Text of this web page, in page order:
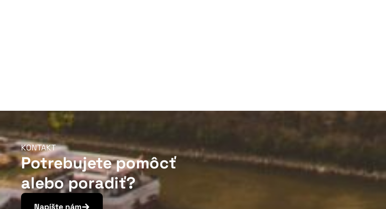
KONTAKT
Potrebujete pomôcť
alebo poradiť?
Napíšte nám